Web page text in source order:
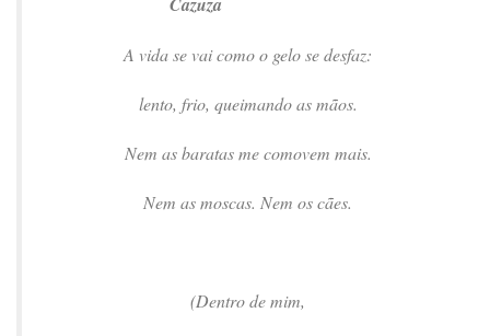
A vida se vai como o gelo se desfaz:
lento, frio, queimando as mãos.
Nem as baratas me comovem mais.
Nem as moscas. Nem os cães.
(Dentro de mim,